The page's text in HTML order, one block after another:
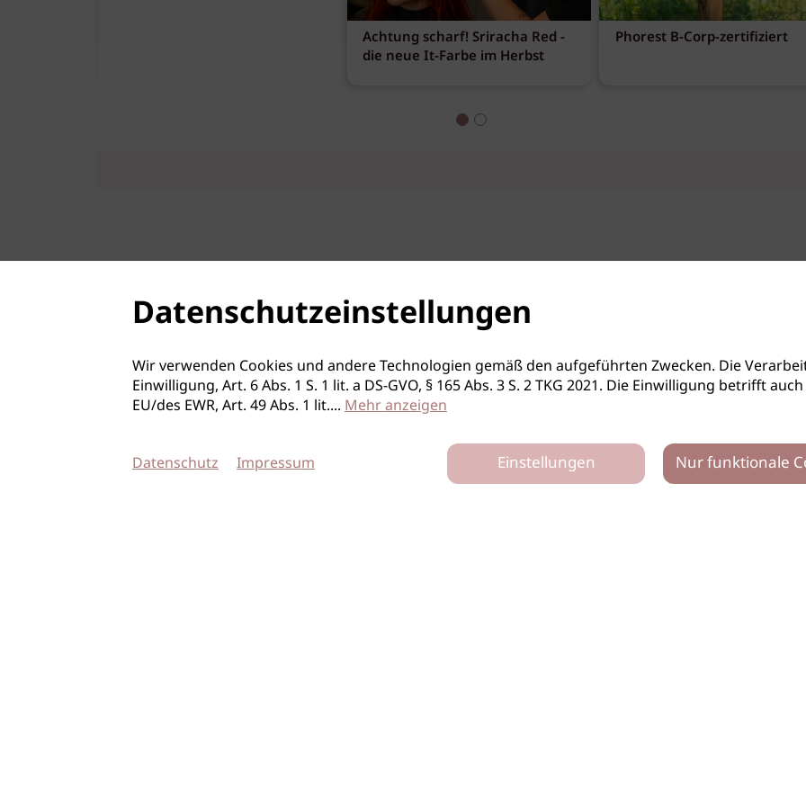
Atelier Looks by André Märtens |Achtung scharf! Sriracha Red -
die neue It-Farbe im Herbst
Phorest B-Corp-zertifiziert
Datenschutzeinstellungen
Wir verwenden Cookies und andere Technologien gemäß den aufgeführten Zwecken. Die
Einwilligung, Art. 6 Abs. 1 S. 1 lit. a DS-GVO, § 165 Abs. 3 S. 2 TKG 2021. Die Einwilligung betrifft
EU/des EWR, Art. 49 Abs. 1 lit.... Mehr anzeigen
Datenschutz Impressum Einstellungen Nur funktionale